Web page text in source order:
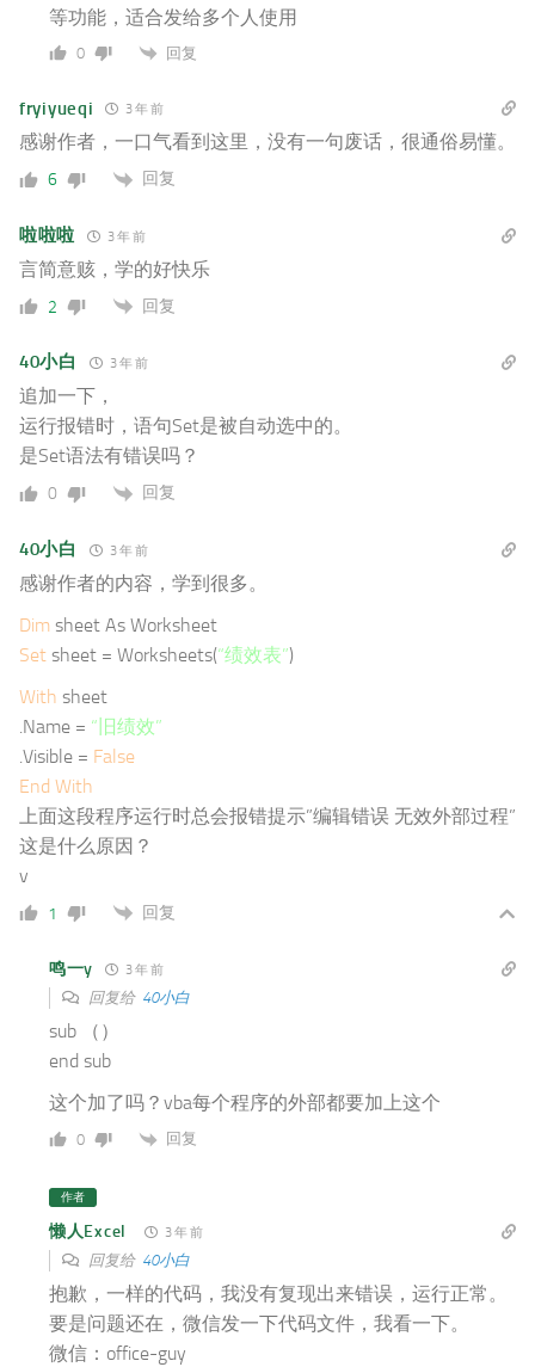
等功能，适合发给多个人使用
0 回复
fryiyueqi 3 年 前
感谢作者，一口气看到这里，没有一句废话，很通俗易懂。
6 回复
啦啦啦 3 年 前
言简意赅，学的好快乐
2 回复
40小白 3 年 前
追加一下，
运行报错时，语句Set是被自动选中的。
是Set语法有错误吗？
0 回复
40小白 3 年 前
感谢作者的内容，学到很多。
Dim sheet As Worksheet
Set sheet = Worksheets(“绩效表”)
With sheet
.Name = “旧绩效”
.Visible = False
End With
上面这段程序运行时总会报错提示”编辑错误 无效外部过程”
这是什么原因？
v
1 回复
鸣一y 3 年 前
回复给 40小白
sub （）
end sub
这个加了吗？vba每个程序的外部都要加上这个
0 回复
作者
懒人Excel 3 年 前
回复给 40小白
抱歉，一样的代码，我没有复现出来错误，运行正常。
要是问题还在，微信发一下代码文件，我看一下。
微信：office-guy